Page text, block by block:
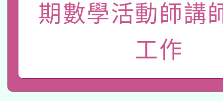
業技術研究院辦理「
用水績優單位及節水達
115年8月22日(星期六
桃園市孔廟祈福系列
2026年桃園地景藝術
本校115學年度第2次
招甄選結果公告(無人
適應運動共學行動站研
期數學活動師講
工作